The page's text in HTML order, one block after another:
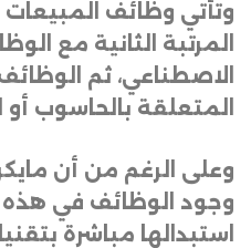
وتأتي وظائف
المرتبة الثانية مع
الاصطناعي، ثم
المتعلقة بالحاسوب أو
وعلى الرغم من أن
وجود الوظائف في هذه
استبدالها مباشرة